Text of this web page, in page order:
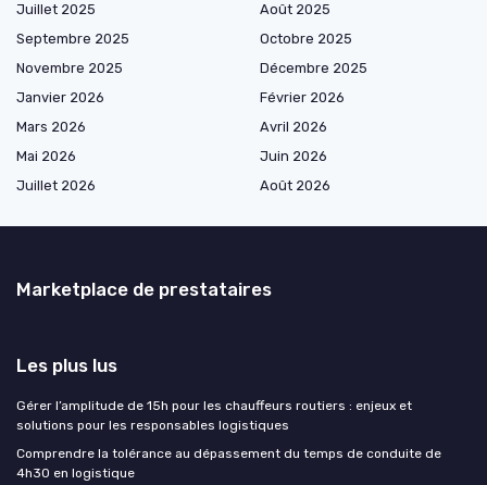
Juillet 2025
Août 2025
Septembre 2025
Octobre 2025
Novembre 2025
Décembre 2025
Janvier 2026
Février 2026
Mars 2026
Avril 2026
Mai 2026
Juin 2026
Juillet 2026
Août 2026
Marketplace de prestataires
Les plus lus
Gérer l’amplitude de 15h pour les chauffeurs routiers : enjeux et
solutions pour les responsables logistiques
Comprendre la tolérance au dépassement du temps de conduite de
4h30 en logistique